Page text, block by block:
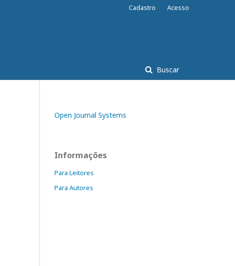
Buscar
Cadastro Acesso
Open Journal Systems
Informações
Para Leitores
Para Autores